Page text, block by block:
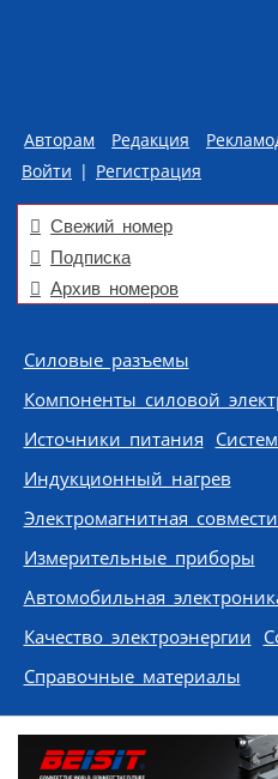
Авторам Редакция
Войти | Регистрация
Свежий номер
Подписка
Архив номеров
Skip to content
Силовые разъемы
Компоненты силовой
Источники питания
Индукционный нагрев
Электромагнитная
Измерительные приборы
Автомобильная
Качество электроэнергии
Справочные материалы